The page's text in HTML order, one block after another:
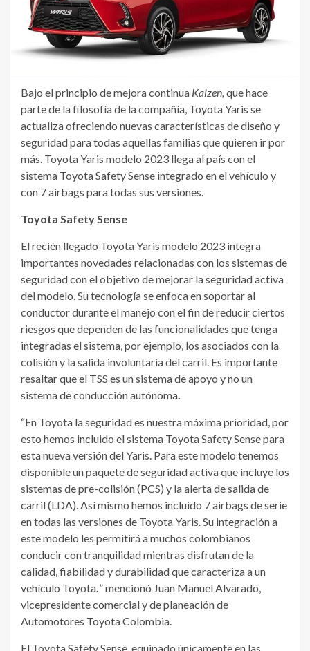
Bajo el principio de mejora continua Kaizen, que hace
parte de la filosofía de la compañía, Toyota Yaris se
actualiza ofreciendo nuevas características de diseño y
seguridad para todas aquellas familias que quieren ir por
más. Toyota Yaris modelo 2023 llega al país con el
sistema Toyota Safety Sense integrado en el vehículo y
con 7 airbags para todas sus versiones.
Toyota Safety Sense
El recién llegado Toyota Yaris modelo 2023 integra
importantes novedades relacionadas con los sistemas de
seguridad con el objetivo de mejorar la seguridad activa
del modelo. Su tecnología se enfoca en soportar al
conductor durante el manejo con el fin de reducir ciertos
riesgos que dependen de las funcionalidades que tenga
integradas el sistema, por ejemplo, los asociados con la
colisión y la salida involuntaria del carril. Es importante
resaltar que el TSS es un sistema de apoyo y no un
sistema de conducción autónoma.
“En Toyota la seguridad es nuestra máxima prioridad, por
esto hemos incluido el sistema Toyota Safety Sense para
esta nueva versión del Yaris. Para este modelo tenemos
disponible un paquete de seguridad activa que incluye los
sistemas de pre-colisión (PCS) y la alerta de salida de
carril (LDA). Así mismo hemos incluido 7 airbags de serie
en todas las versiones de Toyota Yaris. Su integración a
este modelo les permitirá a muchos colombianos
conducir con tranquilidad mientras disfrutan de la
calidad, fiabilidad y durabilidad que caracteriza a un
vehículo Toyota.” mencionó Juan Manuel Alvarado,
vicepresidente comercial y de planeación de
Automotores Toyota Colombia.
El Toyota Safety Sense, equipado únicamente en las